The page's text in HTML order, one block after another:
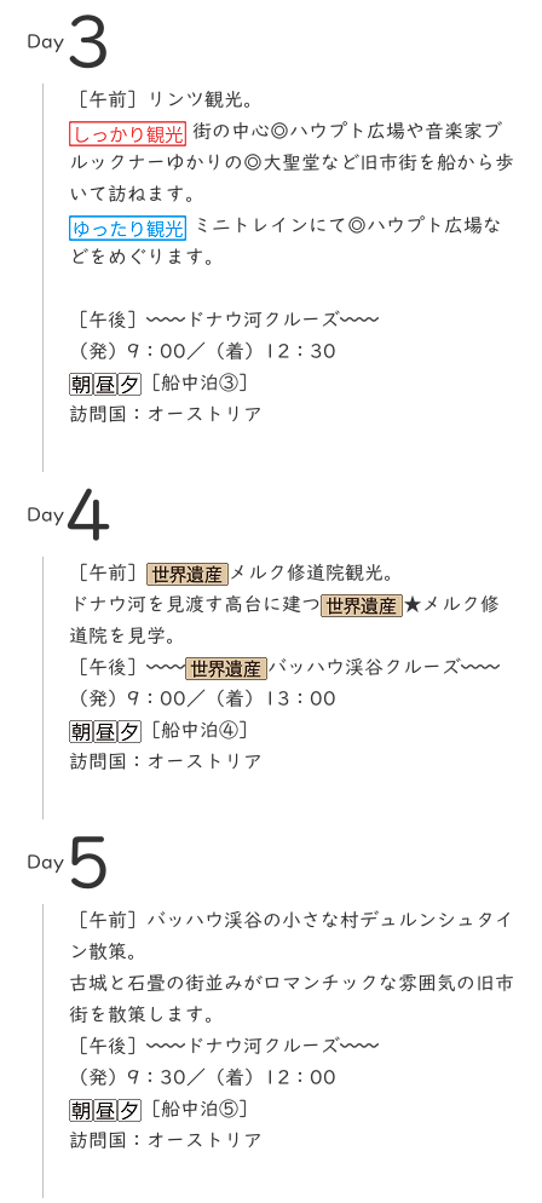
Day 3
［午前］リンツ観光。
街の中心◎ハウプト広場や音楽家ブ
ルックナーゆかりの◎大聖堂など旧市街を船から歩
いて訪ねます。
ミニトレインにて◎ハウプト広場な
どをめぐります。
［午後］〰〰ドナウ河クルーズ〰〰
（発）9：00／（着）12：30
［船中泊③］
訪問国：オーストリア
Day4
［午前］
メルク修道院観光。
ドナウ河を見渡す高台に建つ
★メルク修
道院を見学。
［午後］〰〰
バッハウ渓谷クルーズ〰〰
（発）9：00／（着）13：00
［船中泊④］
訪問国：オーストリア
Day 5
［午前］バッハウ渓谷の小さな村デュルンシュタイ
ン散策。
古城と石畳の街並みがロマンチックな雰囲気の旧市
街を散策します。
［午後］〰〰ドナウ河クルーズ〰〰
（発）9：30／（着）12：00
［船中泊⑤］
訪問国：オーストリア